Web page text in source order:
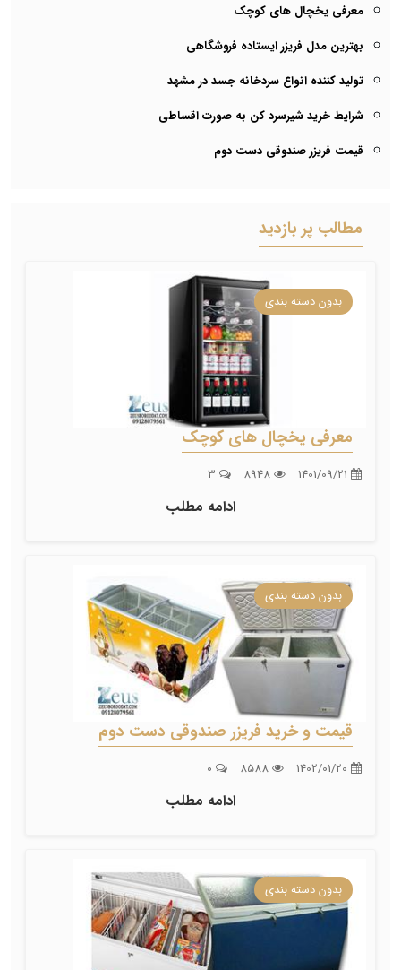
معرفی یخچال های کوچک
بهترین مدل فریزر ایستاده فروشگاهی
تولید کننده انواع سردخانه جسد در مشهد
شرایط خرید شیرسرد کن به صورت اقساطی
قیمت فریزر صندوقی دست دوم
مطالب پر بازدید
بدون دسته بندی
معرفی یخچال های کوچک
ادامه مطلب
بدون دسته بندی
قیمت و خرید فریزر صندوقی دست دوم
ادامه مطلب
بدون دسته بندی